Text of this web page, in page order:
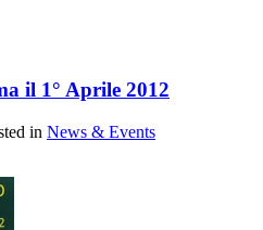
il 1° Aprile 2012
in News & Events